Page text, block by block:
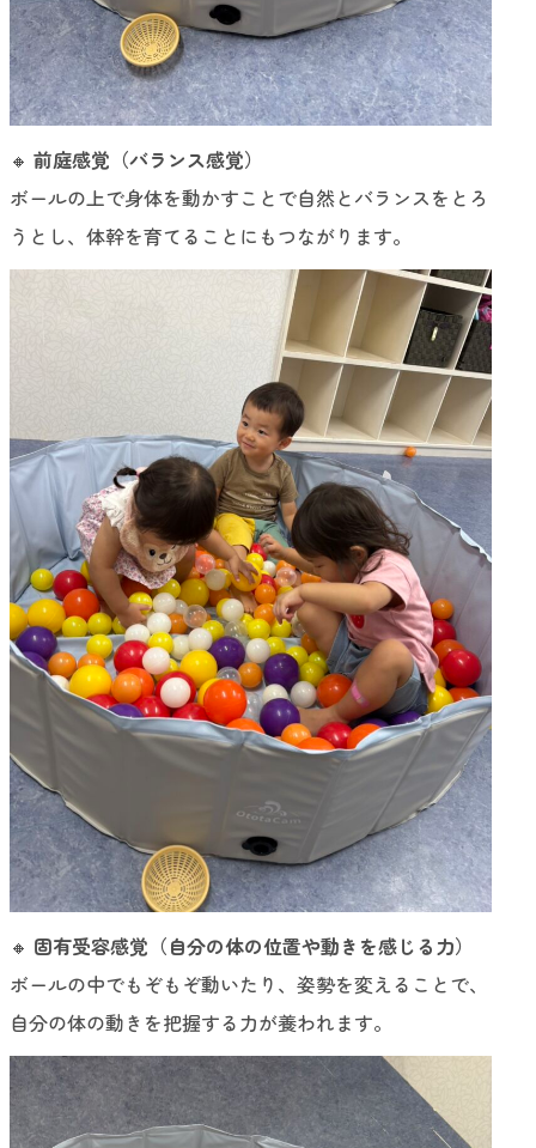
🔸 前庭感覚（バランス感覚）
ボールの上で身体を動かすことで自然とバランスをとろ
うとし、体幹を育てることにもつながります。
🔸 固有受容感覚（自分の体の位置や動きを感じる力）
ボールの中でもぞもぞ動いたり、姿勢を変えることで、
自分の体の動きを把握する力が養われます。